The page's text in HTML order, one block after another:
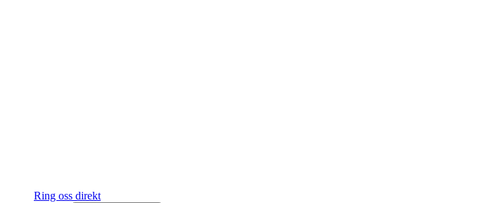
Ring oss direkt